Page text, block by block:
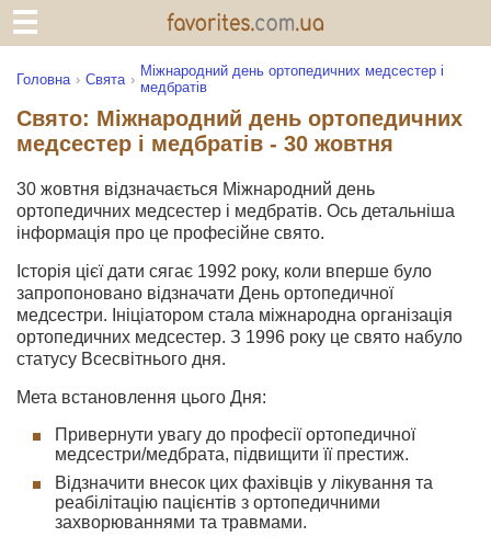
Головна Свята
Міжнародний день ортопедичних медсестер і
медбратів
Свято: Міжнародний день ортопедичних
медсестер і медбратів - 30 жовтня
30 жовтня відзначається Міжнародний день
ортопедичних медсестер і медбратів. Ось детальніша
інформація про це професійне свято.
Історія цієї дати сягає 1992 року, коли вперше було
запропоновано відзначати День ортопедичної
медсестри. Ініціатором стала міжнародна організація
ортопедичних медсестер. З 1996 року це свято набуло
статусу Всесвітнього дня.
Мета встановлення цього Дня:
Привернути увагу до професії ортопедичної
медсестри/медбрата, підвищити її престиж.
Відзначити внесок цих фахівців у лікування та
реабілітацію пацієнтів з ортопедичними
захворюваннями та травмами.